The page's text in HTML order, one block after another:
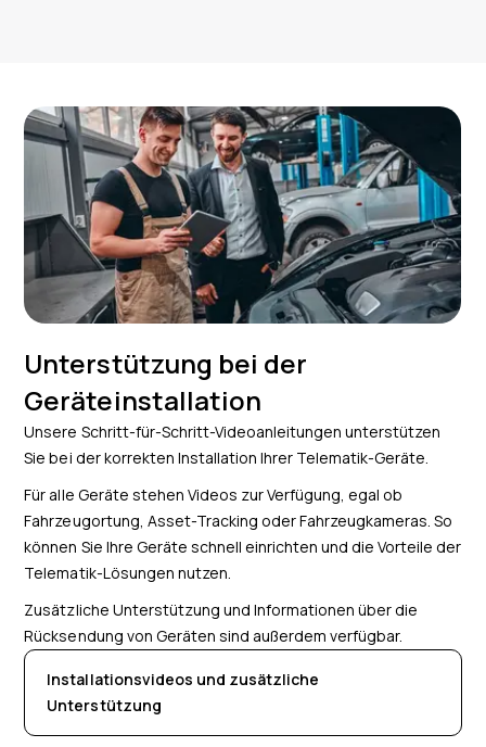
Unterstützung bei der
Geräteinstallation
Unsere Schritt-für-Schritt-Videoanleitungen unterstützen
Sie bei der korrekten Installation Ihrer Telematik-Geräte.
Für alle Geräte stehen Videos zur Verfügung, egal ob
Fahrzeugortung, Asset-Tracking oder Fahrzeugkameras. So
können Sie Ihre Geräte schnell einrichten und die Vorteile der
Telematik-Lösungen nutzen.
Zusätzliche Unterstützung und Informationen über die
Rücksendung von Geräten sind außerdem verfügbar.
Installationsvideos und zusätzliche
Unterstützung